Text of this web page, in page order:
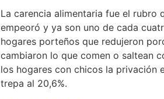
La carencia alimentaria fue el rubro
empeoró y ya son uno de cada
hogares porteños que redujeron
cambiaron lo que comen o saltean
los hogares con chicos la privación
trepa al 20,6%.